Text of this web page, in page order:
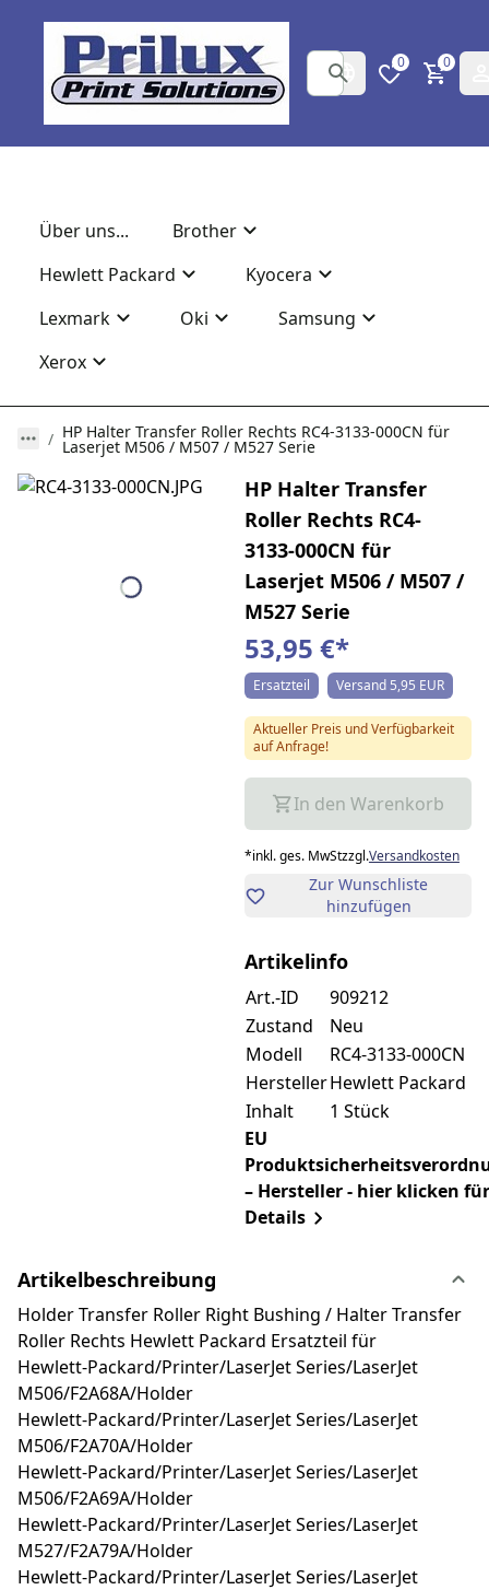
0 0
Über uns...
Brother
Hewlett Packard
Kyocera
Lexmark
Oki
Samsung
Xerox
HP Halter Transfer Roller Rechts RC4-3133-000CN für
Laserjet M506 / M507 / M527 Serie
HP Halter Transfer
Roller Rechts RC4-
3133-000CN für
Laserjet M506 / M507 /
M527 Serie
53,95 €*
Ersatzteil Versand 5,95 EUR
Aktueller Preis und Verfügbarkeit
auf Anfrage!
In den Warenkorb
*inkl. ges. MwStzzgl.Versandkosten
Zur Wunschliste
hinzufügen
Artikelinfo
Art.-ID
909212
Zustand
Neu
Modell
RC4-3133-000CN
HerstellerHewlett Packard
Inhalt
1 Stück
EU
– Hersteller - hier klicken für
Details
Artikelbeschreibung
Holder Transfer Roller Right Bushing / Halter Transfer
Roller Rechts Hewlett Packard Ersatzteil für
Hewlett-Packard/Printer/LaserJet Series/LaserJet
M506/F2A68A/Holder
Hewlett-Packard/Printer/LaserJet Series/LaserJet
M506/F2A70A/Holder
Hewlett-Packard/Printer/LaserJet Series/LaserJet
M506/F2A69A/Holder
Hewlett-Packard/Printer/LaserJet Series/LaserJet
M527/F2A79A/Holder
Hewlett-Packard/Printer/LaserJet Series/LaserJet